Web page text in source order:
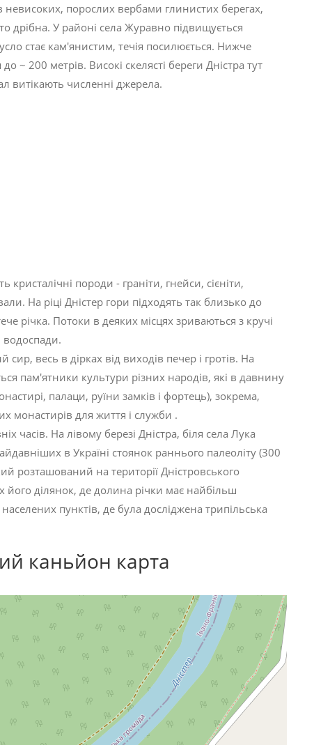
невисоких, порослих вербами глинистих берегах,
дрібна. У районі села Журавно підвищується
стає кам'янистим, течія посилюється. Нижче
~ 200 метрів. Високі скелясті береги Дністра тут
витікають численні джерела.
кристалічні породи - граніти, гнейси, сієніти,
На ріці Дністер гори підходять так близько до
річка. Потоки в деяких місцях зриваються з кручі
водоспади.
весь в дірках від виходів печер і гротів. На
пам'ятники культури різних народів, які в давнину
палаци, руїни замків і фортець), зокрема,
монастирів для життя і служби .
часів. На лівому березі Дністра, біля села Лука
в Україні стоянок раннього палеоліту (300
розташований на території Дністровського
ділянок, де долина річки має найбільш
пунктів, де була досліджена трипільська
каньйон карта